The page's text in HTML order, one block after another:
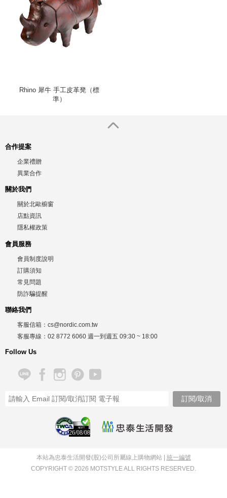
Rhino 犀牛 手工皮革凳（標
準）
合作提案
企業禮贈
異業合作
關於我們
關於北歐櫥窗
店點資訊
隱私權政策
會員服務
會員制度說明
訂購須知
常見問題
防詐騙提醒
聯絡我們
客服信箱： cs@nordic.com.tw
客服專線： 02 8772 6060 週一到週五 09:30 ~ 18:00
Follow Us
26/08/08
本站為忠泰生活開發(股)公司所屬線上購物網站 | 統一編號
COPYRIGHT © 2026 MOTSTYLE ALL RIGHTS RESERVED.